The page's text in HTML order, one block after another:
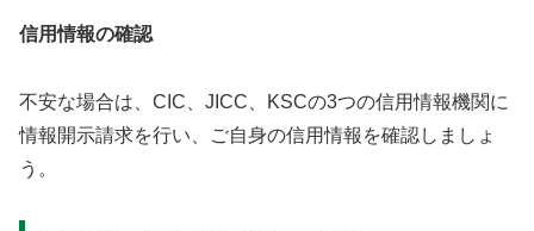
信用情報の確認
不安な場合は、CIC、JICC、KSCの3つの信用情報機関に
情報開示請求を行い、ご自身の信用情報を確認しましょ
う。